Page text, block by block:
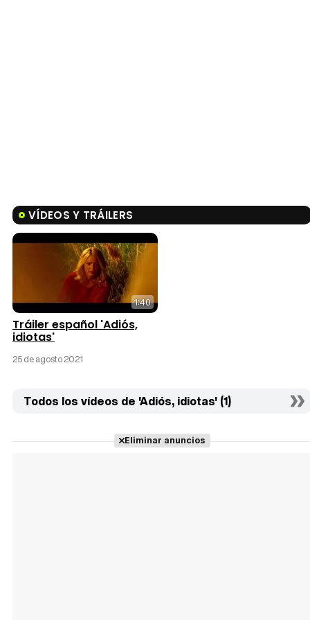
VÍDEOS Y TRÁILERS
1:40
Tráiler español 'Adiós,
idiotas'
25 de agosto 2021
Todos los vídeos de 'Adiós, idiotas' (1)
Eliminar anuncios